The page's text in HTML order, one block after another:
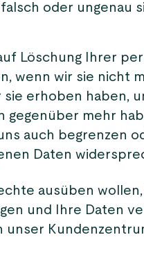
oder ungenau
Löschung Ihrer
wenn wir sie nicht
sie erhoben haben,
gegenüber mehr
auch begrenzen
Daten
ausüben
und Ihre Daten
unser